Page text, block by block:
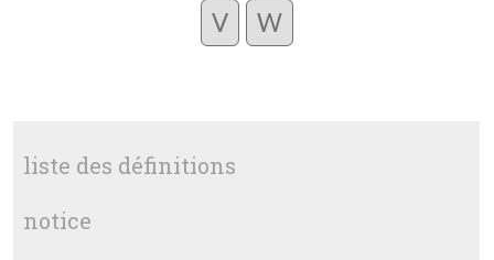
V W
liste des définitions
notice